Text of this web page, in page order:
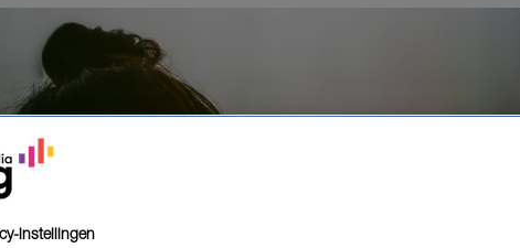
instellingen